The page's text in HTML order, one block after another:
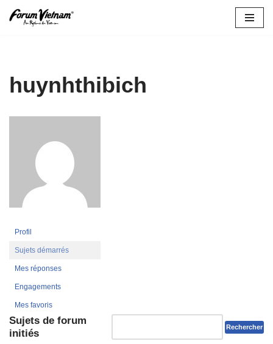
huynhthibich
Profil
Sujets démarrés
Mes réponses
Engagements
Mes favoris
Sujets de forum
initiés